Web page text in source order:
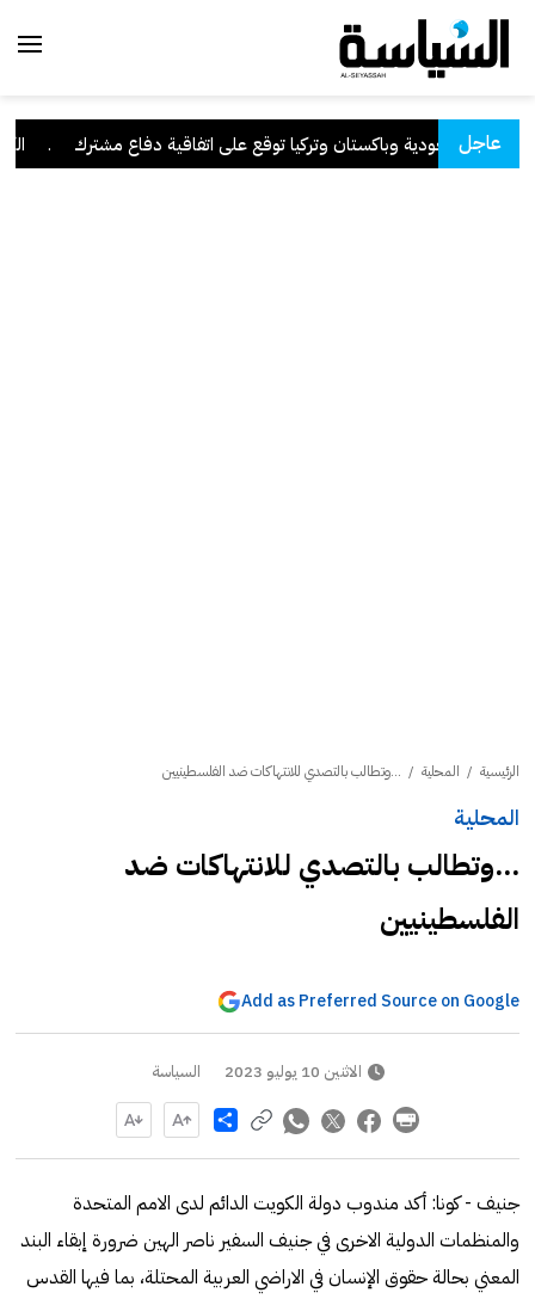
عاجل
السعودية وباكستان وتركيا توقع على اتفاقية دفاع مشترك
الرئيسية / المحلية / ...وتطالب بالتصدي للانتهاكات ضد الفلسطينيين
المحلية
...وتطالب بالتصدي للانتهاكات ضد
الفلسطينيين
Add as Preferred Source on Google
الاثنين 10 يوليو 2023 السياسة
Share
جنيف - كونا: أكد مندوب دولة الكويت الدائم لدى الامم المتحدة
والمنظمات الدولية الاخرى في جنيف السفير ناصر الهين ضرورة إبقاء البند
المعني بحالة حقوق الإنسان في الاراضي العربية المحتلة، بما فيها القدس